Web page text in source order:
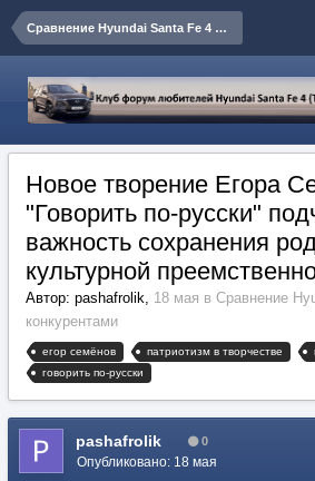
Сравнение Hyundai Santa Fe 4 TM с конкурентами
Новое творение Егора
"Говорить по-русски"
важность сохранения
культурной
Автор: pashafrolik, 18 мая в Сравнение
конкурентами
егор семёнов патриотизм в творчестве
говорить по-русски
pashafrolik 0
Опубликовано: 18 мая